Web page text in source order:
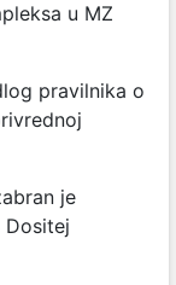
u MZ
pravilnika o
je
Dositej